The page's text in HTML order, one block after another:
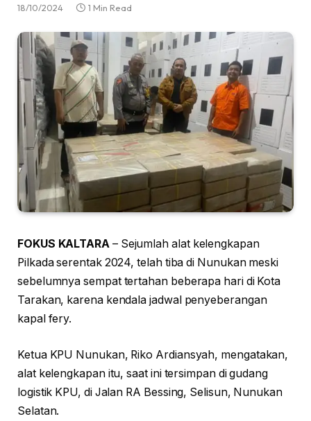
18/10/2024 1 Min Read
FOKUS KALTARA – Sejumlah alat kelengkapan
Pilkada serentak 2024, telah tiba di Nunukan meski
sebelumnya sempat tertahan beberapa hari di Kota
Tarakan, karena kendala jadwal penyeberangan
kapal fery.
Ketua KPU Nunukan, Riko Ardiansyah, mengatakan,
alat kelengkapan itu, saat ini tersimpan di gudang
logistik KPU, di Jalan RA Bessing, Selisun, Nunukan
Selatan.